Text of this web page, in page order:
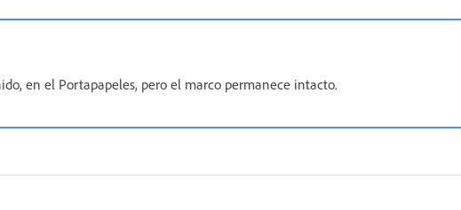
en el Portapapeles, pero el marco permanece intacto.